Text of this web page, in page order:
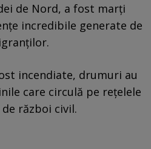
de Nord, a fost marţi
incredibile generate de
incendiate, drumuri au
care circulă pe reţelele
război civil.